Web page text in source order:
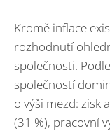
Kromě inflace
rozhodnutí
společnosti.
společností
o výši mezd: zisk
(31 %), pracovní